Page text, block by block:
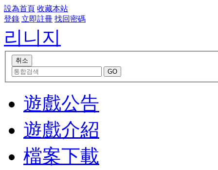
設為首頁 收藏本站
登錄 立即註冊 找回密碼
리니지
遊戲公告
遊戲介紹
檔案下載